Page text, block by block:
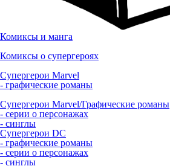
Комиксы и манга
Комиксы о супергероях
Супергерои Marvel
- графические романы
Супергерои Marvel/Графические романы
- серии о персонажах
- синглы
Супергерои DC
- графические романы
- серии о персонажах
- синглы